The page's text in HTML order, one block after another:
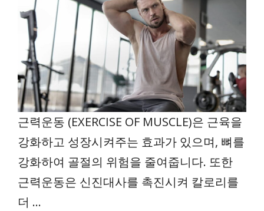
근력운동 (EXERCISE OF MUSCLE)은 근육을
강화하고 성장시켜주는 효과가 있으며, 뼈를
강화하여 골절의 위험을 줄여줍니다. 또한
근력운동은 신진대사를 촉진시켜 칼로리를
더 ...